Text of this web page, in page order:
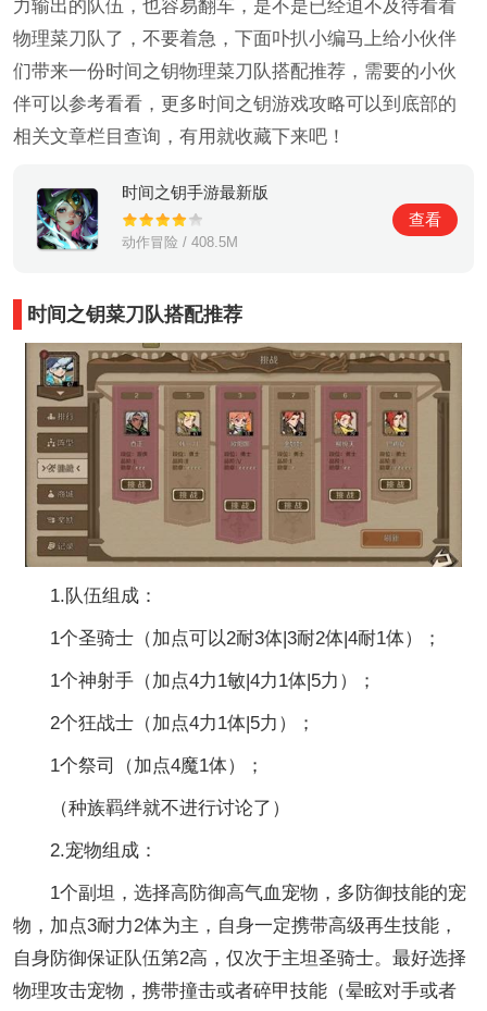
力输出的队伍，也容易翻车，是不是已经迫不及待看看
物理菜刀队了，不要着急，下面卟扒小编马上给小伙伴
们带来一份时间之钥物理菜刀队搭配推荐，需要的小伙
伴可以参考看看，更多时间之钥游戏攻略可以到底部的
相关文章栏目查询，有用就收藏下来吧！
时间之钥手游最新版
动作冒险 / 408.5M
查看
时间之钥菜刀队搭配推荐
1.队伍组成：
1个圣骑士（加点可以2耐3体|3耐2体|4耐1体）；
1个神射手（加点4力1敏|4力1体|5力）；
2个狂战士（加点4力1体|5力）；
1个祭司（加点4魔1体）；
（种族羁绊就不进行讨论了）
2.宠物组成：
1个副坦，选择高防御高气血宠物，多防御技能的宠
物，加点3耐力2体为主，自身一定携带高级再生技能，
自身防御保证队伍第2高，仅次于主坦圣骑士。最好选择
物理攻击宠物，携带撞击或者碎甲技能（晕眩对手或者